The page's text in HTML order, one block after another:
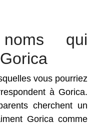
qui
vous pourriez
à Gorica.
cherchent un
Gorica comme